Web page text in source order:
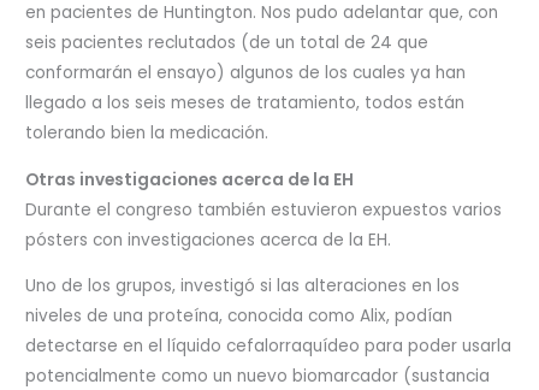
en pacientes de Huntington. Nos pudo adelantar que, con
seis pacientes reclutados (de un total de 24 que
conformarán el ensayo) algunos de los cuales ya han
llegado a los seis meses de tratamiento, todos están
tolerando bien la medicación.
Otras investigaciones acerca de la EH
Durante el congreso también estuvieron expuestos varios
pósters con investigaciones acerca de la EH.
Uno de los grupos, investigó si las alteraciones en los
niveles de una proteína, conocida como Alix, podían
detectarse en el líquido cefalorraquídeo para poder usarla
potencialmente como un nuevo biomarcador (sustancia